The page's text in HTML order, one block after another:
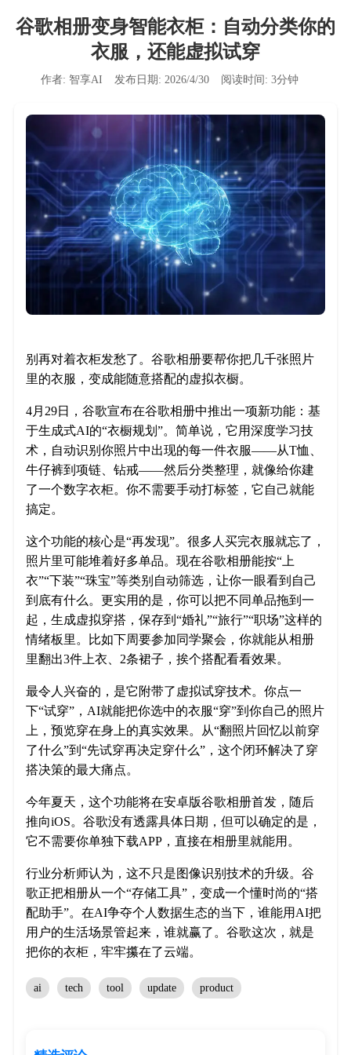
谷歌相册变身智能衣柜：自动分类你的
衣服，还能虚拟试穿
作者: 智享AI 发布日期: 2026/4/30 阅读时间: 3分钟
别再对着衣柜发愁了。谷歌相册要帮你把几千张照片
里的衣服，变成能随意搭配的虚拟衣橱。
4月29日，谷歌宣布在谷歌相册中推出一项新功能：基
于生成式AI的“衣橱规划”。简单说，它用深度学习技
术，自动识别你照片中出现的每一件衣服——从T恤、
牛仔裤到项链、钻戒——然后分类整理，就像给你建
了一个数字衣柜。你不需要手动打标签，它自己就能
搞定。
这个功能的核心是“再发现”。很多人买完衣服就忘了，
照片里可能堆着好多单品。现在谷歌相册能按“上
衣”“下装”“珠宝”等类别自动筛选，让你一眼看到自己
到底有什么。更实用的是，你可以把不同单品拖到一
起，生成虚拟穿搭，保存到“婚礼”“旅行”“职场”这样的
情绪板里。比如下周要参加同学聚会，你就能从相册
里翻出3件上衣、2条裙子，挨个搭配看看效果。
最令人兴奋的，是它附带了虚拟试穿技术。你点一
下“试穿”，AI就能把你选中的衣服“穿”到你自己的照片
上，预览穿在身上的真实效果。从“翻照片回忆以前穿
了什么”到“先试穿再决定穿什么”，这个闭环解决了穿
搭决策的最大痛点。
今年夏天，这个功能将在安卓版谷歌相册首发，随后
推向iOS。谷歌没有透露具体日期，但可以确定的是，
它不需要你单独下载APP，直接在相册里就能用。
行业分析师认为，这不只是图像识别技术的升级。谷
歌正把相册从一个“存储工具”，变成一个懂时尚的“搭
配助手”。在AI争夺个人数据生态的当下，谁能用AI把
用户的生活场景管起来，谁就赢了。谷歌这次，就是
把你的衣柜，牢牢攥在了云端。
ai tech tool update product